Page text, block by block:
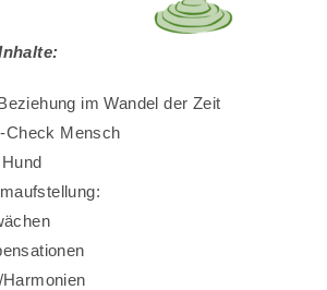
im Wandel der Zeit
Check Mensch